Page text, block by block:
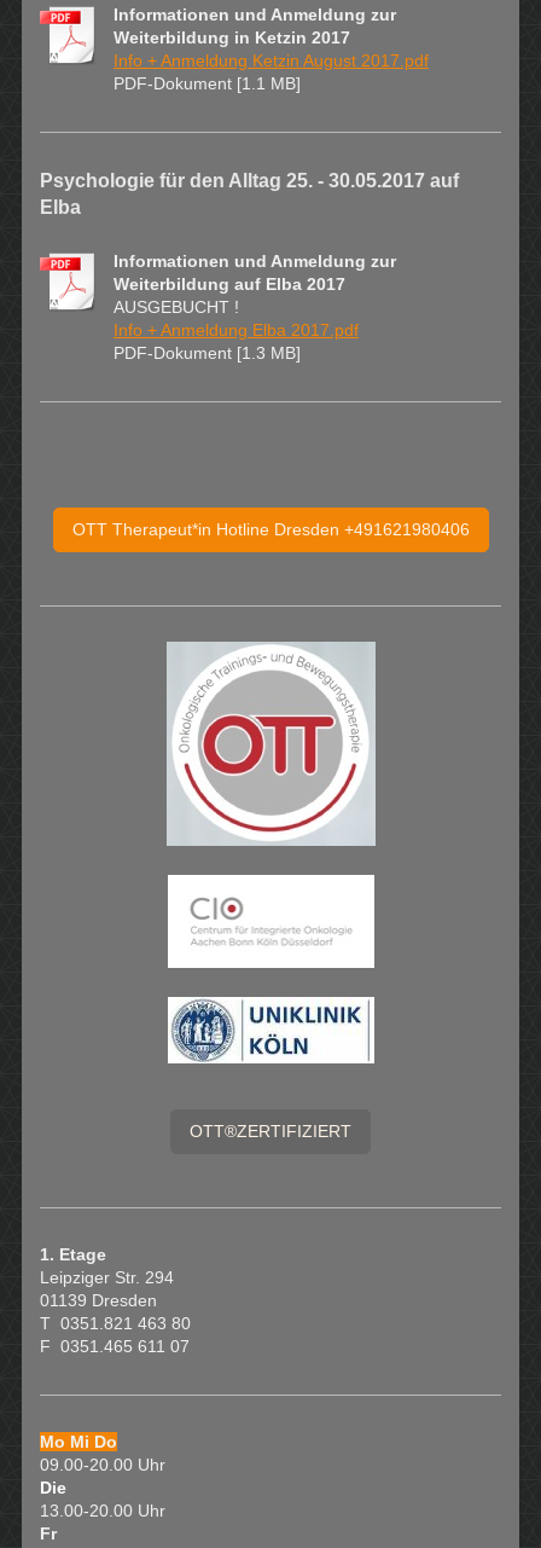
Informationen und Anmeldung zur
Weiterbildung in Ketzin 2017
Info + Anmeldung Ketzin August 2017.pdf
PDF-Dokument [1.1 MB]
Psychologie für den Alltag 25. - 30.05.2017 auf
Elba
Informationen und Anmeldung zur
Weiterbildung auf Elba 2017
AUSGEBUCHT !
Info + Anmeldung Elba 2017.pdf
PDF-Dokument [1.3 MB]
OTT Therapeut*in Hotline Dresden +491621980406
OTT®ZERTIFIZIERT
1. Etage
Leipziger Str. 294
01139 Dresden
T 0351.821 463 80
F 0351.465 611 07
Mo Mi Do
09.00-20.00 Uhr
Die
13.00-20.00 Uhr
Fr